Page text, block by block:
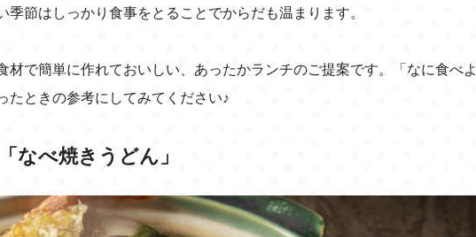
季節はしっかり食事をとることでからだも温まります。
材で簡単に作れておいしい、あったかランチのご提案です。「なに食べよ
たときの参考にしてみてください♪
なべ焼きうどん」